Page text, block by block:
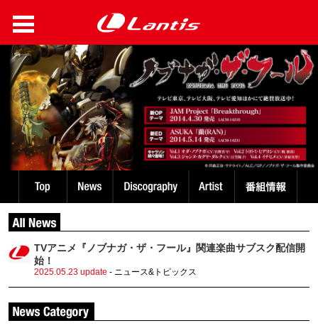
TVアニメ『ノブナガ・ザ・フール』関連楽曲サブスク配信開
始！
2025.05.23 update - ニュース&トピックス